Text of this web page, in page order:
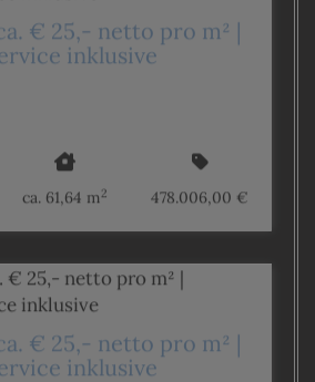
€ 25,- netto pro m² |
inklusive
ca. 61,64 m 2 478.006,00 €
€ 25,- netto pro m² |
inklusive